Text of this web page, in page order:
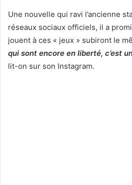
Une nouvelle qui ravi l’ancienne
réseaux sociaux officiels, il a
jouent à ces « jeux » subiront le
qui sont encore en liberté, c’est
lit-on sur son Instagram.